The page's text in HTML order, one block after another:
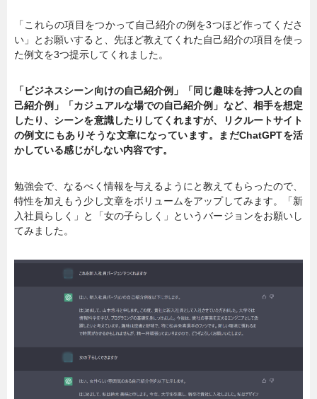
「これらの項目をつかって自己紹介の例を3つほど作ってくださ
い」とお願いすると、先ほど教えてくれた自己紹介の項目を使っ
た例文を3つ提示してくれました。
「ビジネスシーン向けの自己紹介例」「同じ趣味を持つ人との自
己紹介例」「カジュアルな場での自己紹介例」など、相手を想定
したり、シーンを意識したりしてくれますが、リクルートサイト
の例文にもありそうな文章になっています。まだChatGPTを活
かしている感じがしない内容です。
勉強会で、なるべく情報を与えるようにと教えてもらったので、
特性を加えもう少し文章をボリュームをアップしてみます。「新
入社員らしく」と「女の子らしく」というバージョンをお願いし
てみました。